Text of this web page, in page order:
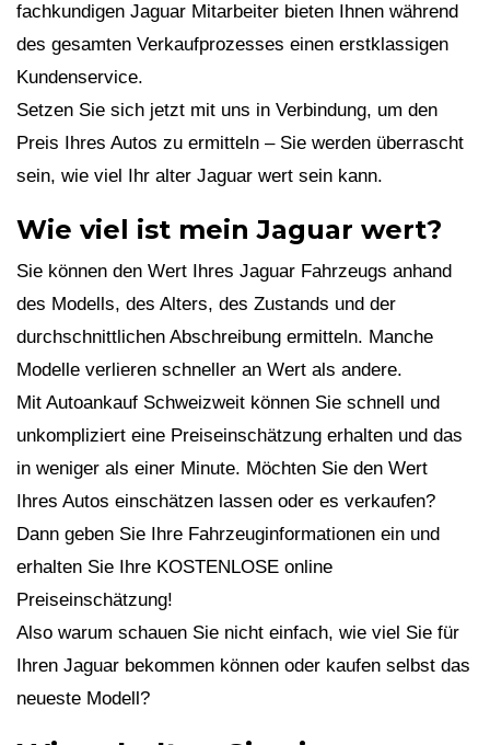
fachkundigen Jaguar Mitarbeiter bieten Ihnen während
des gesamten Verkaufprozesses einen erstklassigen
Kundenservice.
Setzen Sie sich jetzt mit uns in Verbindung, um den
Preis Ihres Autos zu ermitteln – Sie werden überrascht
sein, wie viel Ihr alter Jaguar wert sein kann.
Wie viel ist mein Jaguar wert?
Sie können den Wert Ihres Jaguar Fahrzeugs anhand
des Modells, des Alters, des Zustands und der
durchschnittlichen Abschreibung ermitteln. Manche
Modelle verlieren schneller an Wert als andere.
Mit Autoankauf Schweizweit können Sie schnell und
unkompliziert eine Preiseinschätzung erhalten und das
in weniger als einer Minute. Möchten Sie den Wert
Ihres Autos einschätzen lassen oder es verkaufen?
Dann geben Sie Ihre Fahrzeuginformationen ein und
erhalten Sie Ihre KOSTENLOSE online
Preiseinschätzung!
Also warum schauen Sie nicht einfach, wie viel Sie für
Ihren Jaguar bekommen können oder kaufen selbst das
neueste Modell?